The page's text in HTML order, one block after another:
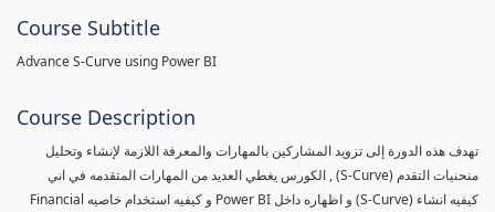
Course Subtitle
Advance S-Curve using Power BI
Course Description
تهدف هذه الدورة إلى تزويد المشاركين بالمهارات والمعرفة اللازمة لإنشاء وتحليل
منحنيات التقدم (S-Curve) , الكورس يغطي العديد من المهارات المتقدمه في اني
كيفيه انشاء (S-Curve) و اظهاره داخل Power BI و كيفيه استخدام خاصيه Financial